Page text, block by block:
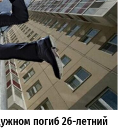
погиб 26-летний